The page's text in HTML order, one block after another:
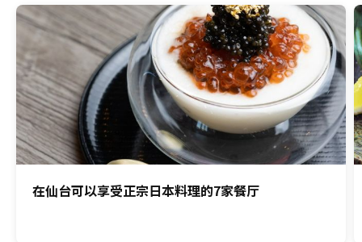
在仙台可以享受正宗日本料理的7家餐厅